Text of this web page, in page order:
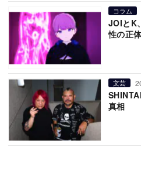
コラム
JOIとK
性の正
文芸
真相